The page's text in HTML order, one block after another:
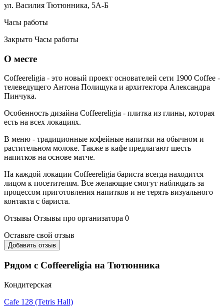
ул. Василия Тютюнника, 5А-Б
Часы работы
Закрыто Часы работы
О месте
Coffeereligia - это новый проект основателей сети 1900 Coffee -
телеведущего Антона Полищука и архитектора Александра
Пинчука.
Особенность дизайна Coffeereligia - плитка из глины, которая
есть на всех локациях.
В меню - традиционные кофейные напитки на обычном и
растительном молоке. Также в кафе предлагают шесть
напитков на основе матче.
На каждой локации Coffeereligia бариста всегда находится
лицом к посетителям. Все желающие смогут наблюдать за
процессом приготовления напитков и не терять визуального
контакта с бариста.
Отзывы Отзывы про организатора 0
Оставьте свой отзыв
Добавить отзыв
Рядом с Coffeereligia на Тютюнника
Кондитерская
Cafe 128 (Tetris Hall)